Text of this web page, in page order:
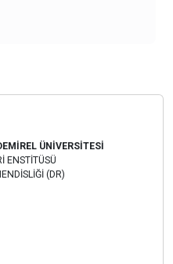
ÜNİVERSİTESİ
ENSTİTÜSÜ
(DR)